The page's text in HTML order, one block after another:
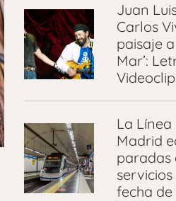
Juan
Carlos
paisaje
Mar’:
Videoclip
La
Madrid
paradas
fecha